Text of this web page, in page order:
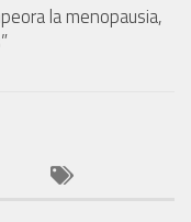
la menopausia,